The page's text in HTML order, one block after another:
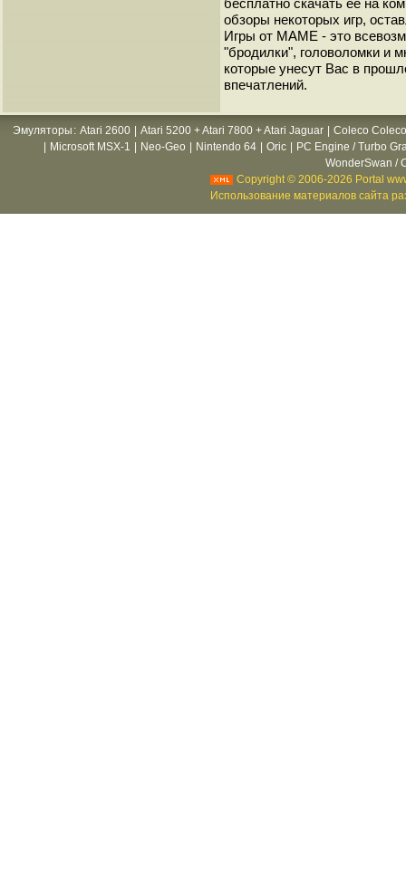
бесплатно скачать её на
обзоры некоторых игр,
Игры от МАМЕ - это
"бродилки", головоломки и
которые унесут Вас в
впечатлений.
Эмуляторы : Atari 2600 Atari 5200 + Atari 7800 + Atari Jaguar
Coleco
Microsoft MSX-1 Neo-Geo Nintendo 64 Oric
PC Engine / Turbo
WonderSwan /
Copyright © 2006-2026 Portal
Использование материалов сайта